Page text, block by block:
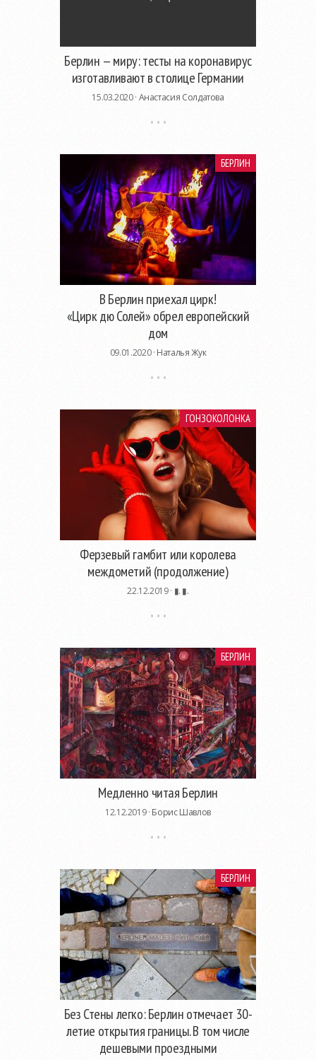
Берлин — миру: тесты на коронавирус
изготавливают в столице Германии
15.03.2020 · Анастасия Солдатова
БЕРЛИН
В Берлин приехал цирк!
«Цирк дю Солей» обрел европейский
дом
09.01.2020 ·Наталья Жук
ГОНЗОКОЛОНКА
Ферзевый гамбит или королева
междометий (продолжение)
22.12.2019 · ▮. ▮.
БЕРЛИН
Медленно читая Берлин
12.12.2019 ·Борис Шавлов
БЕРЛИН
Без Стены легко: Берлин отмечает 30-
летие открытия границы. В том числе
дешевыми проездными